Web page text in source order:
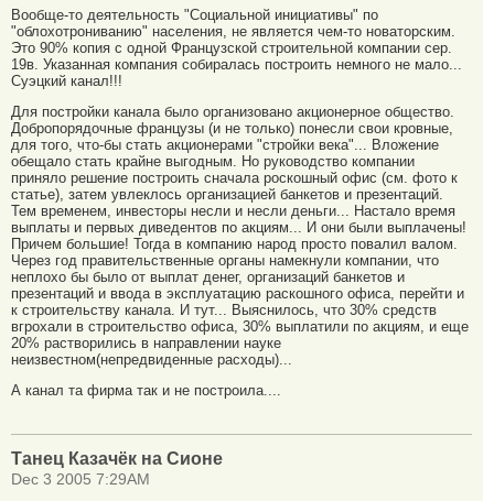
Вообще-то деятельность "Социальной инициативы" по
"облохотрониванию" населения, не является чем-то новаторским.
Это 90% копия с одной Французской строительной компании сер.
19в. Указанная компания собиралась построить немного не мало...
Суэцкий канал!!!
Для постройки канала было организовано акционерное общество.
Добропорядочные французы (и не только) понесли свои кровные,
для того, что-бы стать акционерами "стройки века"... Вложение
обещало стать крайне выгодным. Но руководство компании
приняло решение построить сначала роскошный офис (см. фото к
статье), затем увлеклось организацией банкетов и презентаций.
Тем временем, инвесторы несли и несли деньги... Настало время
выплаты и первых диведентов по акциям... И они были выплачены!
Причем большие! Тогда в компанию народ просто повалил валом.
Через год правительственные органы намекнули компании, что
неплохо бы было от выплат денег, организаций банкетов и
презентаций и ввода в эксплуатацию раскошного офиса, перейти и
к строительству канала. И тут... Выяснилось, что 30% средств
вгрохали в строительство офиса, 30% выплатили по акциям, и еще
20% растворились в направлении науке
неизвестном(непредвиденные расходы)...
А канал та фирма так и не построила....
Танец Казачёк на Сионе
Dec 3 2005 7:29AM